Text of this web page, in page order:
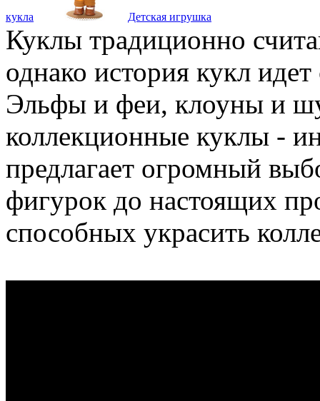
кукла Детская игрушка
Куклы традиционно
однако история кукл
Эльфы и феи, клоуны и
коллекционные куклы -
предлагает огромный
фигурок до настоящих
способных украсить